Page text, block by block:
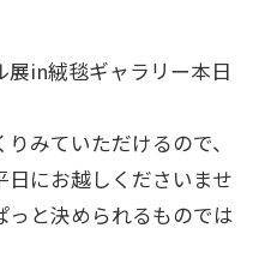
in絨毯ギャラリー本日
みていただけるので、
にお越しくださいませ
と決められるものでは